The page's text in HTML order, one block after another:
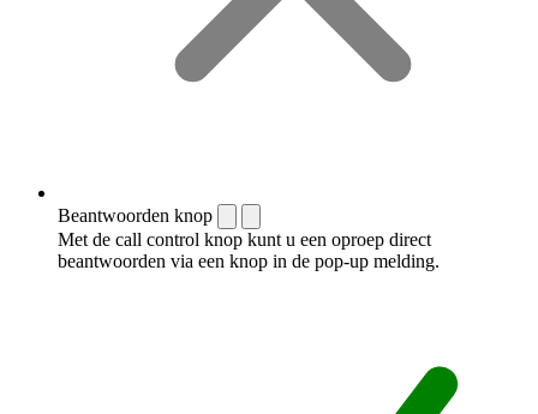
Beantwoorden knop
Met de call control knop kunt u een oproep direct
beantwoorden via een knop in de pop-up melding.